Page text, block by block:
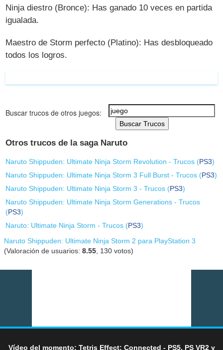
Ninja diestro (Bronce): Has ganado 10 veces en partida
igualada.
Maestro de Storm perfecto (Platino): Has desbloqueado
todos los logros.
Buscar trucos de otros juegos:
Buscar Trucos
Otros trucos de la saga Naruto
Naruto Shippuden: Ultimate Ninja Storm Revolution - Trucos (PS3)
Naruto Shippuden: Ultimate Ninja Storm 3 Full Burst - Trucos (PS3)
Naruto Shippuden: Ultimate Ninja Storm 3 - Trucos (PS3)
Naruto Shippuden: Ultimate Ninja Storm Generations - Trucos
(PS3)
Naruto: Ultimate Ninja Storm - Trucos (PS3)
Naruto Shippuden: Ultimate Ninja Storm 2 para PlayStation 3
(Valoración de usuarios:8.55 130 votos)
Vídeo del momento: Tetris Effect: Connected - PS5, PS VR2 y